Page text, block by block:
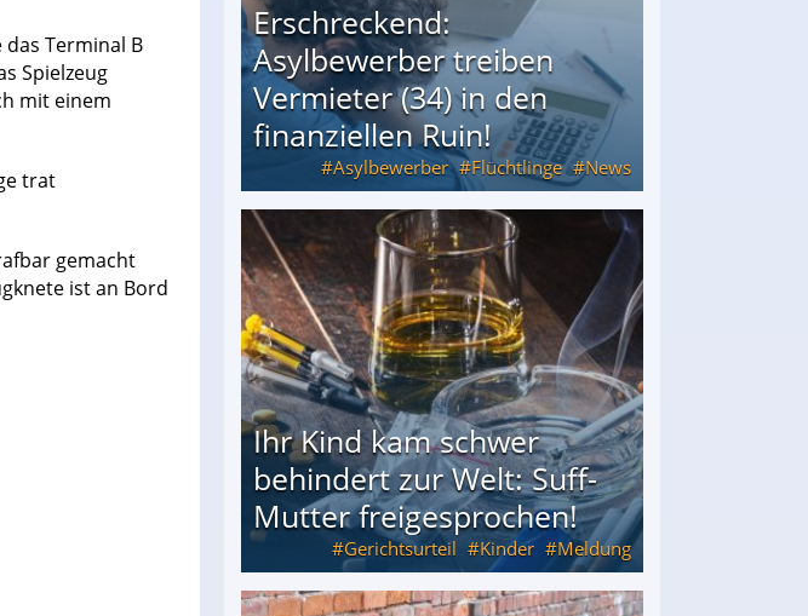
Terminal B
Spielzeug
mit einem
trat
gemacht
ist an Bord
Erschreckend:
Asylbewerber treiben
Vermieter (34) in den
finanziellen Ruin!
Asylbewerber Flüchtlinge News
treiben Vermieter (34) in den finanziellen Ruin!
Ihr Kind kam schwer
behindert zur Welt: Suff-
Mutter freigesprochen!
Gerichtsurteil Kinder Meldung